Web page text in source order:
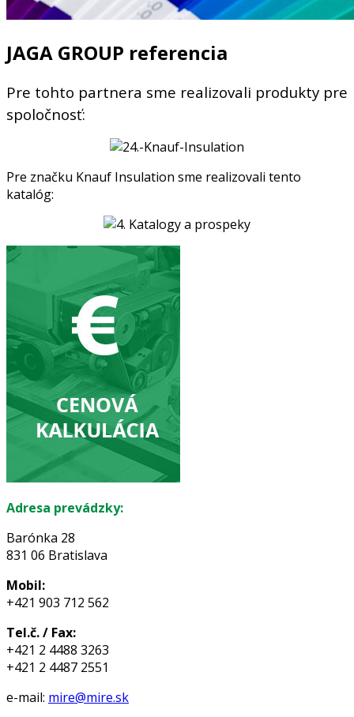
JAGA GROUP referencia
Pre tohto partnera sme realizovali produkty pre
spoločnosť:
Pre značku Knauf Insulation sme realizovali tento
katalóg:
Adresa prevádzky:
Barónka 28
831 06 Bratislava
Mobil:
+421 903 712 562
Tel.č. / Fax:
+421 2 4488 3263
+421 2 4487 2551
e-mail: mire@mire.sk